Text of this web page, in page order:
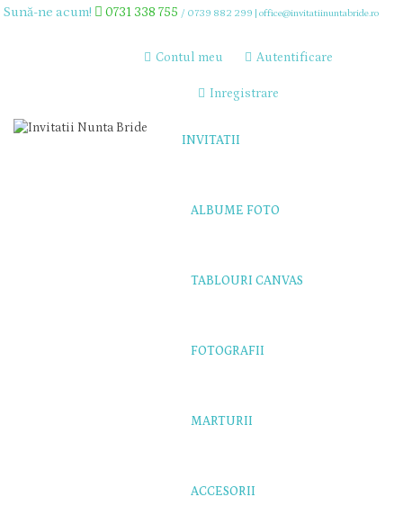
Sună-ne acum! 0731 338 755 / 0739 882 299 office@invitatiinuntabride.ro
Contul meu Autentificare
Inregistrare
INVITATII
ALBUME FOTO
TABLOURI CANVAS
FOTOGRAFII
MARTURII
ACCESORII